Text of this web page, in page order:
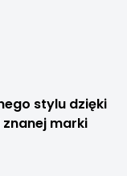
stylu dzięki
marki